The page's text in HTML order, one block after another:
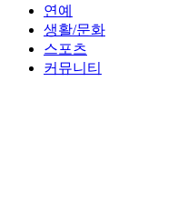
연예
생활/문화
스포츠
커뮤니티